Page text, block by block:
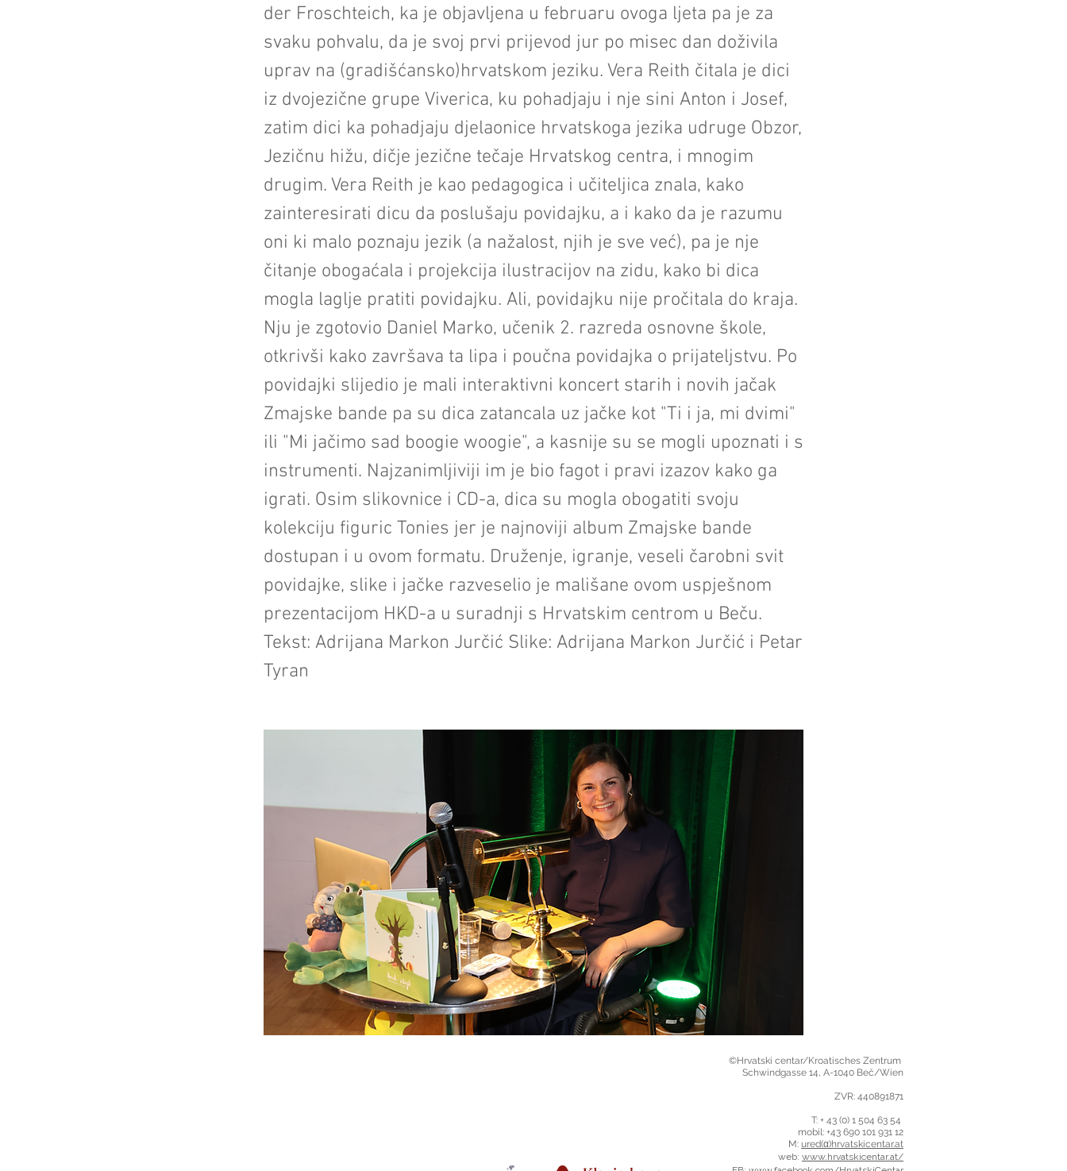
der Froschteich, ka je objavljena u februaru ovoga ljeta pa je za
svaku pohvalu, da je svoj prvi prijevod jur po misec dan doživila
uprav na (gradišćansko)hrvatskom jeziku. Vera Reith čitala je dici
iz dvojezične grupe Viverica, ku pohadjaju i nje sini Anton i Josef,
zatim dici ka pohadjaju djelaonice hrvatskoga jezika udruge Obzor,
Jezičnu hižu, dičje jezične tečaje Hrvatskog centra, i mnogim
drugim. Vera Reith je kao pedagogica i učiteljica znala, kako
zainteresirati dicu da poslušaju povidajku, a i kako da je razumu
oni ki malo poznaju jezik (a nažalost, njih je sve već), pa je nje
čitanje obogaćala i projekcija ilustracijov na zidu, kako bi dica
mogla laglje pratiti povidajku. Ali, povidajku nije pročitala do kraja.
Nju je zgotovio Daniel Marko, učenik 2. razreda osnovne škole,
otkrivši kako završava ta lipa i poučna povidajka o prijateljstvu. Po
povidajki slijedio je mali interaktivni koncert starih i novih jačak
Zmajske bande pa su dica zatancala uz jačke kot "Ti i ja, mi dvimi"
ili "Mi jačimo sad boogie woogie", a kasnije su se mogli upoznati i s
instrumenti. Najzanimljiviji im je bio fagot i pravi izazov kako ga
igrati. Osim slikovnice i CD-a, dica su mogla obogatiti svoju
kolekciju figuric Tonies jer je najnoviji album Zmajske bande
dostupan i u ovom formatu. Druženje, igranje, veseli čarobni svit
povidajke, slike i jačke razveselio je mališane ovom uspješnom
prezentacijom HKD-a u suradnji s Hrvatskim centrom u Beču.
Tekst: Adrijana Markon Jurčić Slike: Adrijana Markon Jurčić i Petar
Tyran
©Hrvatski centar/Kroatisches Zentrum
Schwindgasse 14, A-1040 Beč/Wien
ZVR: 440891871
T: + 43 (0) 1 504 63 54
mobil: +43 690 101 931 12
M: ured(α)hrvatskicentar.at
web: www.hrvatskicentar.at/